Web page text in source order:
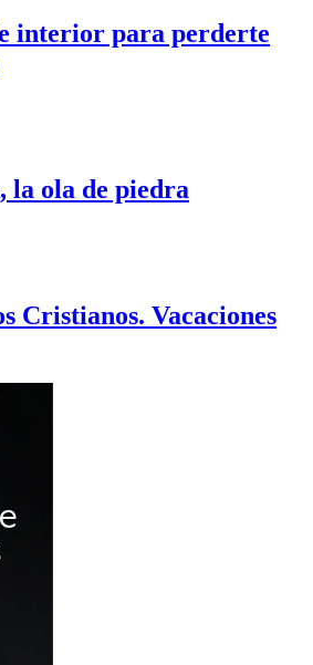
interior para perderte
la ola de piedra
Cristianos. Vacaciones